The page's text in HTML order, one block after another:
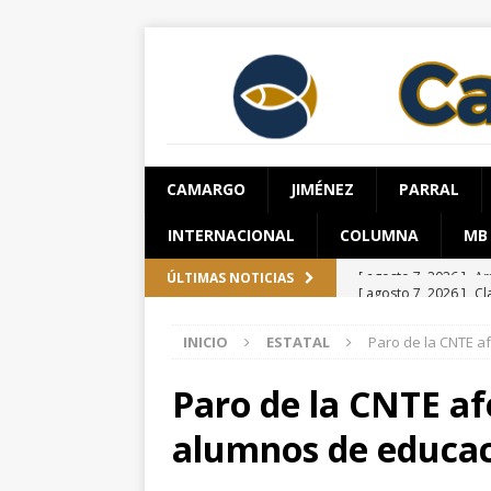
CAMARGO JIMÉNEZ PARRAL
INTERNACIONAL COLUMNA MB
ÚLTIMAS NOTICIAS [ agosto 7, 2026 ]
[ agosto 7, 2026 ]
aprehensión
encuestas
INICIO ESTATAL Paro de la CNTE
Paro de la CNTE
alumnos de